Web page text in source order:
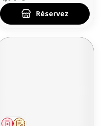
Réservez
Sur prescription
Médicament